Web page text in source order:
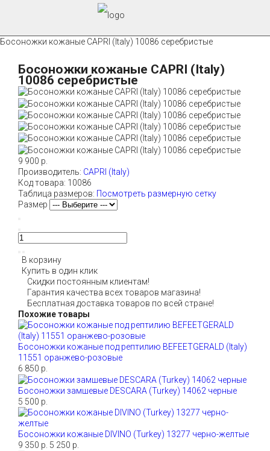
Босоножки кожаные CAPRI (Italy) 10086 серебристые
Босоножки кожаные CAPRI (Italy)
10086 серебристые
9 900 р.
Производитель: CAPRI (Italy)
Код товара: 10086
Таблица размеров: Посмотреть размерную сетку
Размер
В корзину
Купить в один клик
Скидки постоянным клиентам!
Гарантия качества всех товаров магазина!
Бесплатная доставка товаров по всей стране!
Похожие товары
Босоножки кожаные под рептилию BEFEETGERALD (Italy)
11551 оранжево-розовые
6 850 р.
Босоножки замшевые DESCARA (Turkey) 14062 черные
5 500 р.
Босоножки кожаные DIVINO (Turkey) 13277 черно-желтые
9 350 р. 5 250 р.